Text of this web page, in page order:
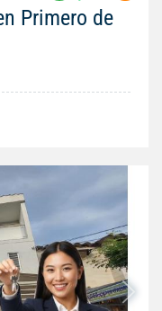
Primero de